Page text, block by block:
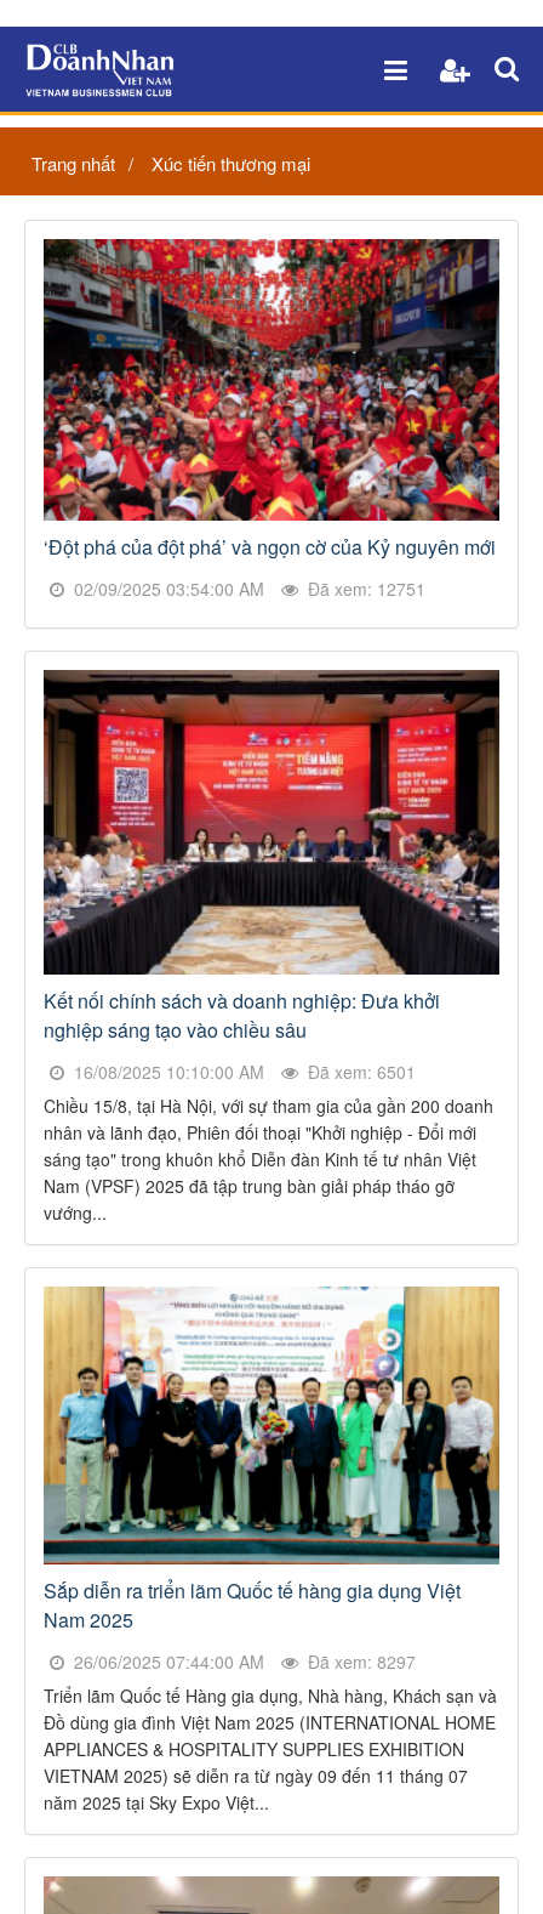
Trang nhất Xúc tiến thương mại
‘Đột phá của đột phá’ và ngọn cờ của Kỷ nguyên mới
02/09/2025 03:54:00 AM Đã xem: 12751
Kết nối chính sách và doanh nghiệp: Đưa khởi
nghiệp sáng tạo vào chiều sâu
16/08/2025 10:10:00 AM
Đã xem: 6501
Chiều 15/8, tại Hà Nội, với sự tham gia của gần 200 doanh
nhân và lãnh đạo, Phiên đối thoại "Khởi nghiệp - Đổi mới
sáng tạo" trong khuôn khổ Diễn đàn Kinh tế tư nhân Việt
Nam (VPSF) 2025 đã tập trung bàn giải pháp tháo gỡ
vướng...
Sắp diễn ra triển lãm Quốc tế hàng gia dụng Việt
Nam 2025
26/06/2025 07:44:00 AM
Đã xem: 8297
Triển lãm Quốc tế Hàng gia dụng, Nhà hàng, Khách sạn và
Đồ dùng gia đình Việt Nam 2025 (INTERNATIONAL HOME
APPLIANCES & HOSPITALITY SUPPLIES EXHIBITION
VIETNAM 2025) sẽ diễn ra từ ngày 09 đến 11 tháng 07
năm 2025 tại Sky Expo Việt...